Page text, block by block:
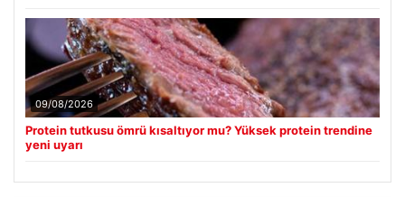
09/08/2026
Protein tutkusu ömrü kısaltıyor mu? Yüksek protein trendine
yeni uyarı